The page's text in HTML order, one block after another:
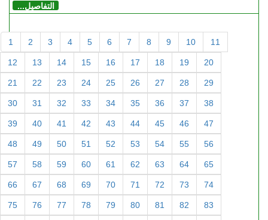
التفاصيل...
1 2 3 4 5 6 7 8 9 10 11
12 13 14 15 16 17 18 19 20
21 22 23 24 25 26 27 28 29
30 31 32 33 34 35 36 37 38
39 40 41 42 43 44 45 46 47
48 49 50 51 52 53 54 55 56
57 58 59 60 61 62 63 64 65
66 67 68 69 70 71 72 73 74
75 76 77 78 79 80 81 82 83